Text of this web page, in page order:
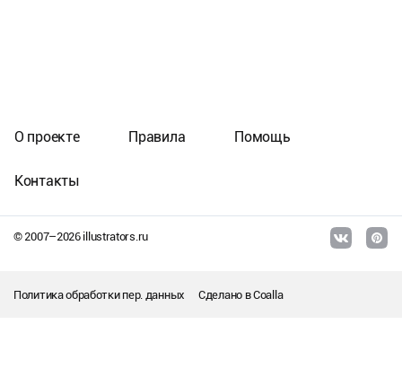
© 2007–2026illustrators.ru
О проекте Правила Помощь
Контакты
Политика обработки пер. данных Сделано вCoalla